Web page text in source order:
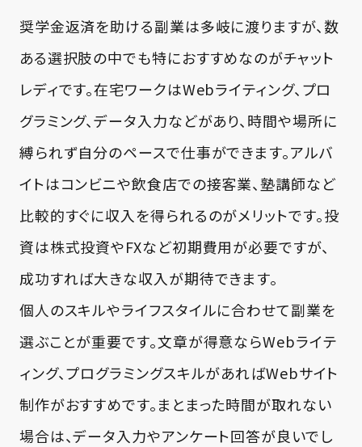
奨学金返済を助ける副業は多岐に渡りますが、数
ある選択肢の中でも特におすすめなのがチャット
レディです。在宅ワークはWebライティング、プロ
グラミング、データ入力などがあり、時間や場所に
縛られず自分のペースで仕事ができます。アルバ
イトはコンビニや飲食店での接客業、塾講師など
比較的すぐに収入を得られるのがメリットです。投
資は株式投資やFXなど初期費用が必要ですが、
成功すれば大きな収入が期待できます。
個人のスキルやライフスタイルに合わせて副業を
選ぶことが重要です。文章が得意ならWebライテ
ィング、プログラミングスキルがあればWebサイト
制作がおすすめです。まとまった時間が取れない
場合は、データ入力やアンケート回答が良いでし